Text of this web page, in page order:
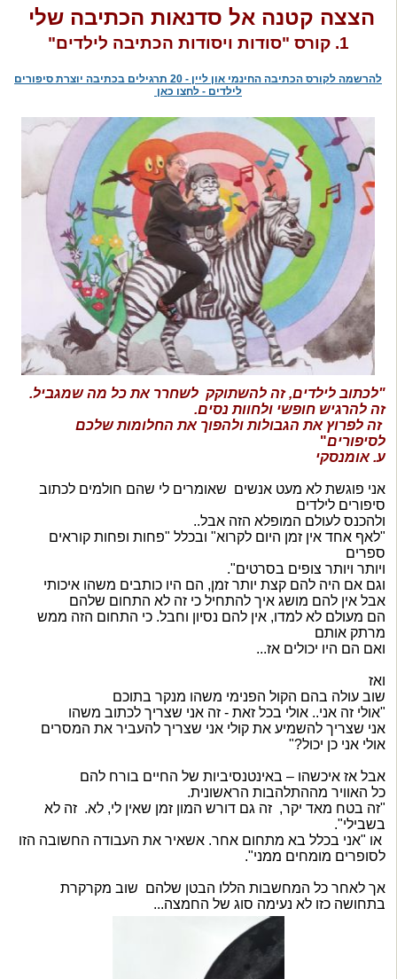
הצצה קטנה אל סדנאות הכתיבה שלי
1. קורס "סודות ויסודות הכתיבה לילדים"
להרשמה לקורס הכתיבה החינמי און ליין - 20 תרגילים בכתיבה יוצרת סיפורים
לילדים - לחצו כאן
"לכתוב לילדים, זה להשתוקק לשחרר את כל מה שמגביל.
זה להרגיש חופשי ולחוות נסים.
זה לפרוץ את הגבולות ולהפוך את החלומות שלכם
לסיפורים"
ע. אומנסקי
אני פוגשת לא מעט אנשים שאומרים לי שהם חולמים לכתוב
סיפורים לילדים
ולהכנס לעולם המופלא הזה אבל..
"לאף אחד אין זמן היום לקרוא" ובכלל "פחות ופחות קוראים
ספרים
ויותר ויותר צופים בסרטים".
וגם אם היה להם קצת יותר זמן, הם היו כותבים משהו איכותי
אבל אין להם מושג איך להתחיל כי זה לא התחום שלהם
הם מעולם לא למדו, אין להם נסיון וחבל. כי התחום הזה ממש
מרתק אותם
ואם הם היו יכולים אז...
ואז
שוב עולה בהם הקול הפנימי משהו מנקר בתוכם
"אולי זה אני.. אולי בכל זאת - זה אני שצריך לכתוב משהו
אני שצריך להשמיע את קולי אני שצריך להעביר את המסרים
אולי אני כן יכול?"
אבל אז איכשהו – באינטנסיביות של החיים בורח להם
כל האוויר מההתלהבות הראשונית.
"זה בטח מאד יקר, זה גם דורש המון זמן שאין לי, לא. זה לא
בשבילי".
או "אני בכלל בא מתחום אחר. אשאיר את העבודה החשובה הזו
לסופרים מומחים ממני".
אך לאחר כל המחשבות הללו הבטן שלהם שוב מקרקרת
בתחושה כזו לא נעימה סוג של החמצה...